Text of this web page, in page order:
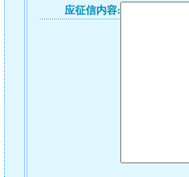
应征信内容: